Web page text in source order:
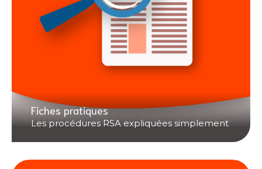
Fiches pratiques
Les procédures RSA expliquées simplement